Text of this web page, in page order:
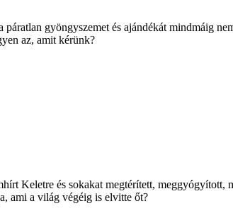
gyöngyszemet és ajándékát mindmáig
az, amit kérünk?
Keletre és sokakat megtérített, meggyógyított,
ami a világ végéig is elvitte őt?